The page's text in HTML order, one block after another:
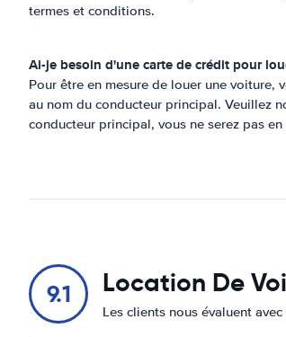
termes et conditions.
Ai-je besoin d'une carte de crédit pour
Pour être en mesure de louer une voiture,
au nom du conducteur principal. Veuillez
conducteur principal, vous ne serez pas
9.1 Location De
Les clients nous évaluent avec